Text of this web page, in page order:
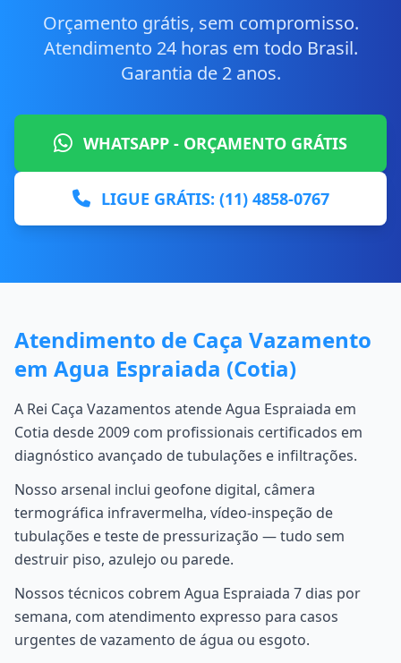
Orçamento grátis, sem compromisso.
Atendimento 24 horas em todo Brasil.
Garantia de 2 anos.
WHATSAPP - ORÇAMENTO GRÁTIS
LIGUE GRÁTIS: (11) 4858-0767
Atendimento de Caça Vazamento
em Agua Espraiada (Cotia)
A Rei Caça Vazamentos atende Agua Espraiada em
Cotia desde 2009 com profissionais certificados em
diagnóstico avançado de tubulações e infiltrações.
Nosso arsenal inclui geofone digital, câmera
termográfica infravermelha, vídeo-inspeção de
tubulações e teste de pressurização — tudo sem
destruir piso, azulejo ou parede.
Nossos técnicos cobrem Agua Espraiada 7 dias por
semana, com atendimento expresso para casos
urgentes de vazamento de água ou esgoto.